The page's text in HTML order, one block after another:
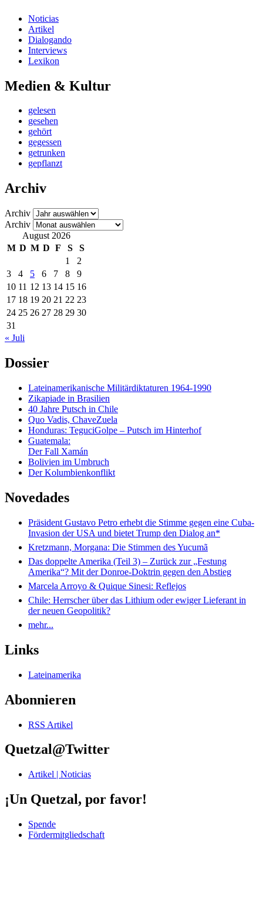
Noticias
Artikel
Dialogando
Interviews
Lexikon
Medien & Kultur
gelesen
gesehen
gehört
gegessen
getrunken
gepflanzt
Archiv
Archiv
Archiv
August 2026
M D M D F S
S
1
2
3
4 5 6 7 8
9
10 11 12 13 14 15 16
17 18 19 20 21 22 23
24 25 26 27 28 29 30
31
« Juli
Dossier
Lateinamerikanische Militärdiktaturen 1964-1990
Zikapiade in Brasilien
40 Jahre Putsch in Chile
Quo Vadis, ChaveZuela
Honduras: TeguciGolpe – Putsch im Hinterhof
Guatemala:
Der Fall Xamán
Bolivien im Umbruch
Der Kolumbienkonflikt
Novedades
Präsident Gustavo Petro erhebt die Stimme gegen eine Cuba-
Invasion der USA und bietet Trump den Dialog an*
Kretzmann, Morgana: Die Stimmen des Yucumã
Das doppelte Amerika (Teil 3) – Zurück zur „Festung
Amerika“? Mit der Donroe-Doktrin gegen den Abstieg
Marcela Arroyo & Quique Sinesi: Reflejos
Chile: Herrscher über das Lithium oder ewiger Lieferant in
der neuen Geopolitik?
mehr...
Links
Lateinamerika
Abonnieren
RSS Artikel
Quetzal@Twitter
Artikel | Noticias
¡Un Quetzal, por favor!
Spende
Fördermitgliedschaft